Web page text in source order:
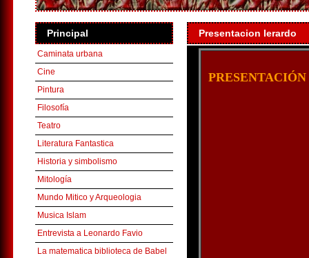
Principal
Caminata urbana
Cine
Pintura
Filosofía
Teatro
Literatura Fantastica
Historia y simbolismo
Mitología
Mundo Mitico y Arqueologia
Musica Islam
Entrevista a Leonardo Favio
La matematica biblioteca de Babel
Presentacion Ierardo